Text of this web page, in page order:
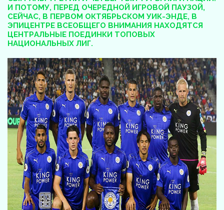
И ПОТОМУ, ПЕРЕД ОЧЕРЕДНОЙ ИГРОВОЙ ПАУЗОЙ,
СЕЙЧАС, В ПЕРВОМ ОКТЯБРЬСКОМ УИК-ЭНДЕ, В
ЭПИЦЕНТРЕ ВСЕОБЩЕГО ВНИМАНИЯ НАХОДЯТСЯ
ЦЕНТРАЛЬНЫЕ ПОЕДИНКИ ТОПОВЫХ
НАЦИОНАЛЬНЫХ ЛИГ.